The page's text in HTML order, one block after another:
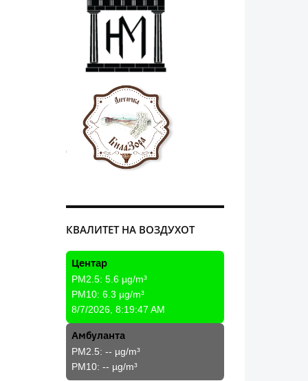
КВАЛИТЕТ НА ВОЗДУХОТ
Центар
PM2.5: 5.6 µg/m³
PM10: 6.3 µg/m³
8/7/2026, 8:19:47 AM
Амбуланта
PM2.5: -- µg/m³
PM10: -- µg/m³